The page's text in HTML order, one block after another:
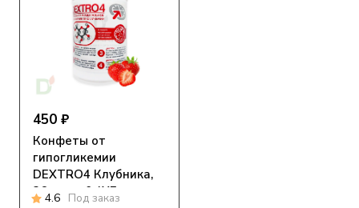
450 ₽
Конфеты от
гипогликемии
DEXTRO4 Клубника,
36шт по 0,4ХЕ
4.6 Под заказ